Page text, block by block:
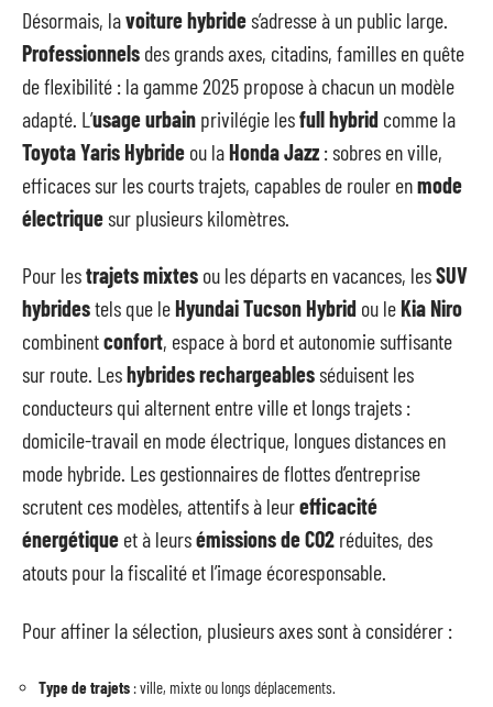
Désormais, lavoiture hybrides’adresse à un public large.
Professionnels des grands axes, citadins, familles en quête
de flexibilité : la gamme 2025 propose à chacun un modèle
adapté. L’usage urbain privilégie lesfull hybrid comme la
Toyota Yaris Hybride ou laHonda Jazz : sobres en ville,
efficaces sur les courts trajets, capables de rouler enmode
électriquesur plusieurs kilomètres.
Pour lestrajets mixtes ou les départs en vacances, lesSUV
hybridestels que leHyundai Tucson Hybrid ou leKia Niro
combinentconfort, espace à bord et autonomie suffisante
sur route. Leshybrides rechargeablesséduisent les
conducteurs qui alternent entre ville et longs trajets :
domicile-travail en mode électrique, longues distances en
mode hybride. Les gestionnaires de flottes d’entreprise
scrutent ces modèles, attentifs à leurefficacité
énergétique et à leursémissions de CO2 réduites, des
atouts pour la fiscalité et l’image écoresponsable.
Pour affiner la sélection, plusieurs axes sont à considérer :
Type de trajets : ville, mixte ou longs déplacements.